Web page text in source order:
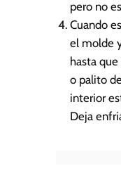
pero no
Cuando
el molde
hasta
o palito
interior
Deja